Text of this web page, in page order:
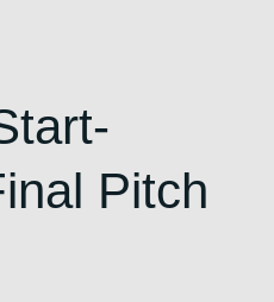
Pitch